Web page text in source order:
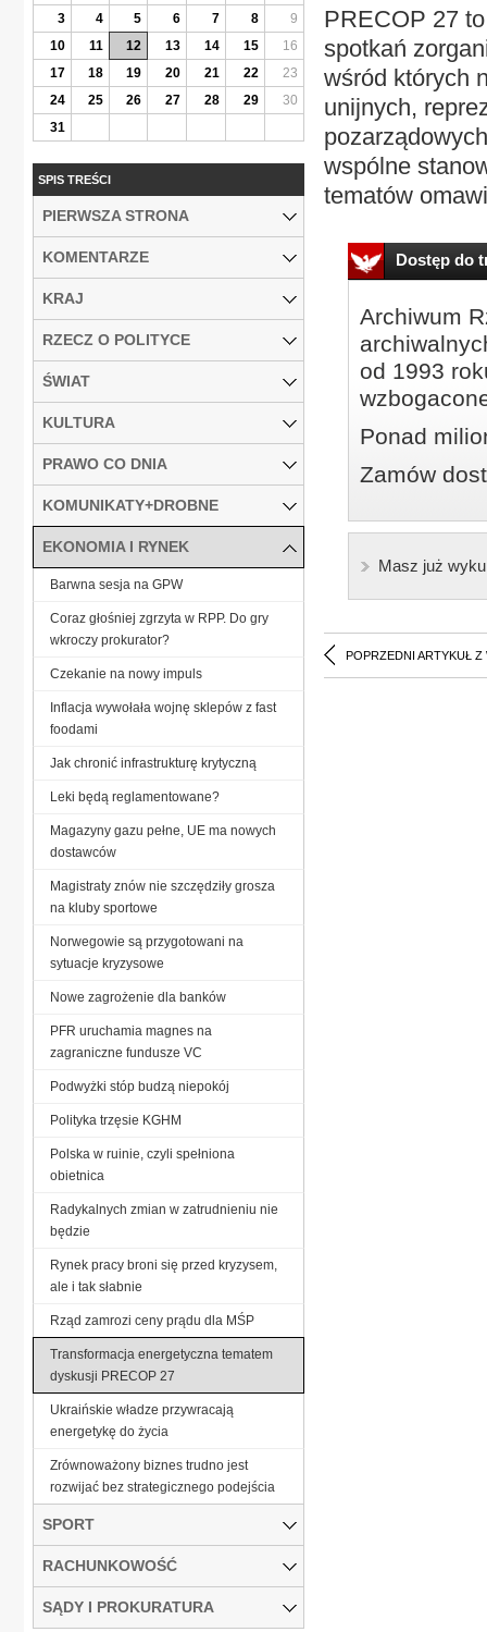
PRECOP 27
spotkań
wśród których
unijnych,
wspólne
tematów
Dostęp do
Archiwum
od 1993
Ponad
Zamów
Masz już
POPRZEDNI ARTYKUŁ Z
3
4 5 6 7 8
9
10
11 12 13 14 15
16
17
18 19 20 21 22
23
24
25 26 27 28 29
30
31
SPIS TREŚCI
PIERWSZA STRONA
KOMENTARZE
KRAJ
RZECZ O POLITYCE
ŚWIAT
KULTURA
PRAWO CO DNIA
KOMUNIKATY+DROBNE
EKONOMIA I RYNEK
Barwna sesja na GPW
Coraz głośniej zgrzyta w RPP. Do gry
wkroczy prokurator?
Czekanie na nowy impuls
Inflacja wywołała wojnę sklepów z fast
foodami
Jak chronić infrastrukturę krytyczną
Leki będą reglamentowane?
Magazyny gazu pełne, UE ma nowych
dostawców
Magistraty znów nie szczędziły grosza
na kluby sportowe
Norwegowie są przygotowani na
sytuacje kryzysowe
Nowe zagrożenie dla banków
PFR uruchamia magnes na
zagraniczne fundusze VC
Podwyżki stóp budzą niepokój
Polityka trzęsie KGHM
Polska w ruinie, czyli spełniona
obietnica
Radykalnych zmian w zatrudnieniu nie
będzie
Rynek pracy broni się przed kryzysem,
ale i tak słabnie
Rząd zamrozi ceny prądu dla MŚP
Transformacja energetyczna tematem
dyskusji PRECOP 27
Ukraińskie władze przywracają
energetykę do życia
Zrównoważony biznes trudno jest
rozwijać bez strategicznego podejścia
SPORT
RACHUNKOWOŚĆ
SĄDY I PROKURATURA